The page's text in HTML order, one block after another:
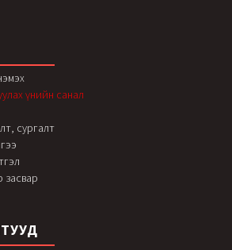
үнийн санал
сургалт
засвар